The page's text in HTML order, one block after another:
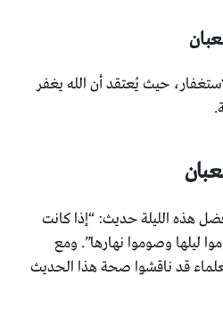
حيث يُعتقد أن الله يغفر
هذه الليلة حديث: “إذا كانت
ليلها وصوموا نهارها”. ومع
قد ناقشوا صحة هذا الحديث